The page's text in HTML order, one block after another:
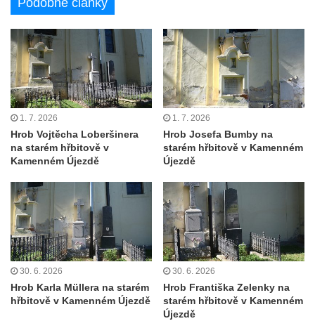
Socha Nepokořený v parku Rumburské
vzpoury v Rumburku
Pamětní deska obětem holokaustu u
židovského hřbitova v Kovanicích
Pamětní deska legionářům na Obecním
úřadě v Kovanicích
Pomník obětem 1. světové války v
Kovanicích
Pamětní deska Rudé armádě na radnici v
Trutnově
Pomník obětem koncentračního tábora na
hřbitově v Rychnově u Jablonce nad Nisou
Pomník pracovního nasazení vězňů
koncentračního tábora v Tovární ulici v
Rychnově u Jablonce nad Nisou
1. 7. 2026
Hrob Vojtěcha Loberšinera
na starém hřbitově v
Kamenném Újezdě
1. 7. 2026
Hrob Josefa Bumby na
starém hřbitově v Kamenném
Újezdě
30. 6. 2026
Hrob Karla Müllera na starém
hřbitově v Kamenném Újezdě
30. 6. 2026
Hrob Františka Zelenky na
starém hřbitově v Kamenném
Újezdě